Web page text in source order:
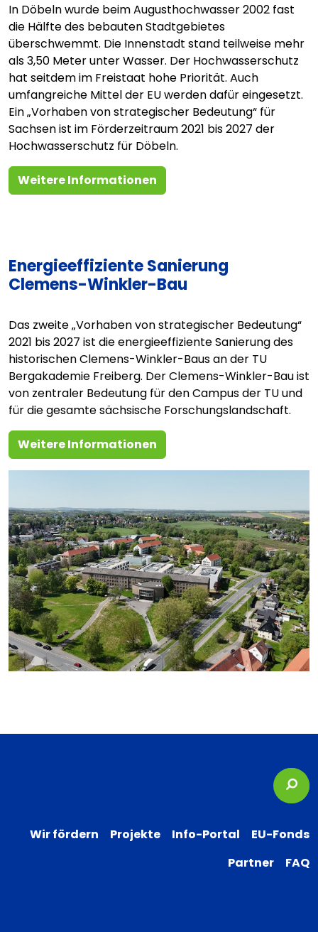
In Döbeln wurde beim Augusthochwasser 2002 fast
die Hälfte des bebauten Stadtgebietes
überschwemmt. Die Innenstadt stand teilweise mehr
als 3,50 Meter unter Wasser. Der Hochwasserschutz
hat seitdem im Freistaat hohe Priorität. Auch
umfangreiche Mittel der EU werden dafür eingesetzt.
Ein „Vorhaben von strategischer Bedeutung“ für
Sachsen ist im Förderzeitraum 2021 bis 2027 der
Hochwasserschutz für Döbeln.
Weitere Informationen
Energieeffiziente Sanierung
Clemens-Winkler-Bau
Das zweite „Vorhaben von strategischer Bedeutung“
2021 bis 2027 ist die energieeffiziente Sanierung des
historischen Clemens-Winkler-Baus an der TU
Bergakademie Freiberg. Der Clemens-Winkler-Bau ist
von zentraler Bedeutung für den Campus der TU und
für die gesamte sächsische Forschungslandschaft.
Weitere Informationen
Wir fördern Projekte Info-Portal
EU-Fonds
Partner
FAQ